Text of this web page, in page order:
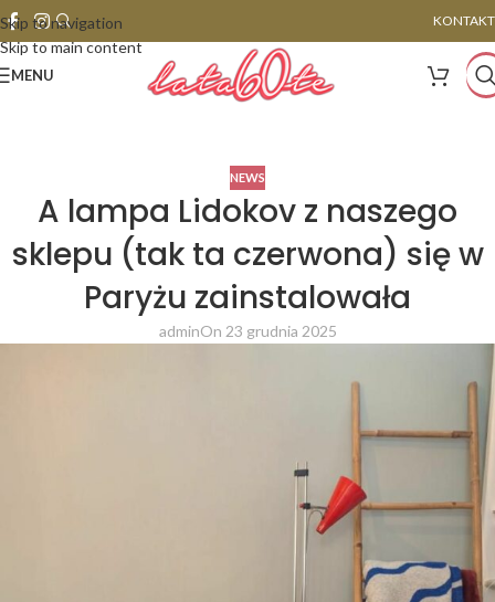
Skip to navigation
Skip to main content
KONTAKT
MENU
NEWS
A lampa Lidokov z naszego
sklepu (tak ta czerwona) się w
Paryżu zainstalowała
adminOn 23 grudnia 2025